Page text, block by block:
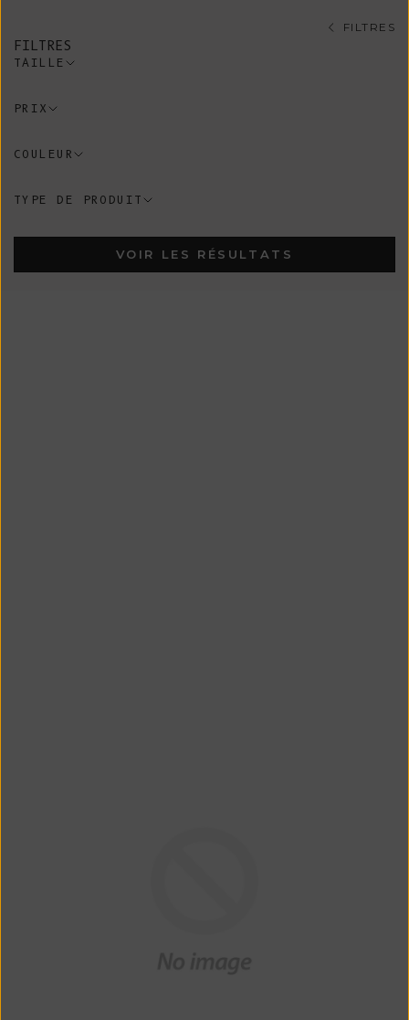
FILTRES
FILTRES
TAILLE
PRIX
COULEUR
TYPE DE PRODUIT
VOIR LES RÉSULTATS